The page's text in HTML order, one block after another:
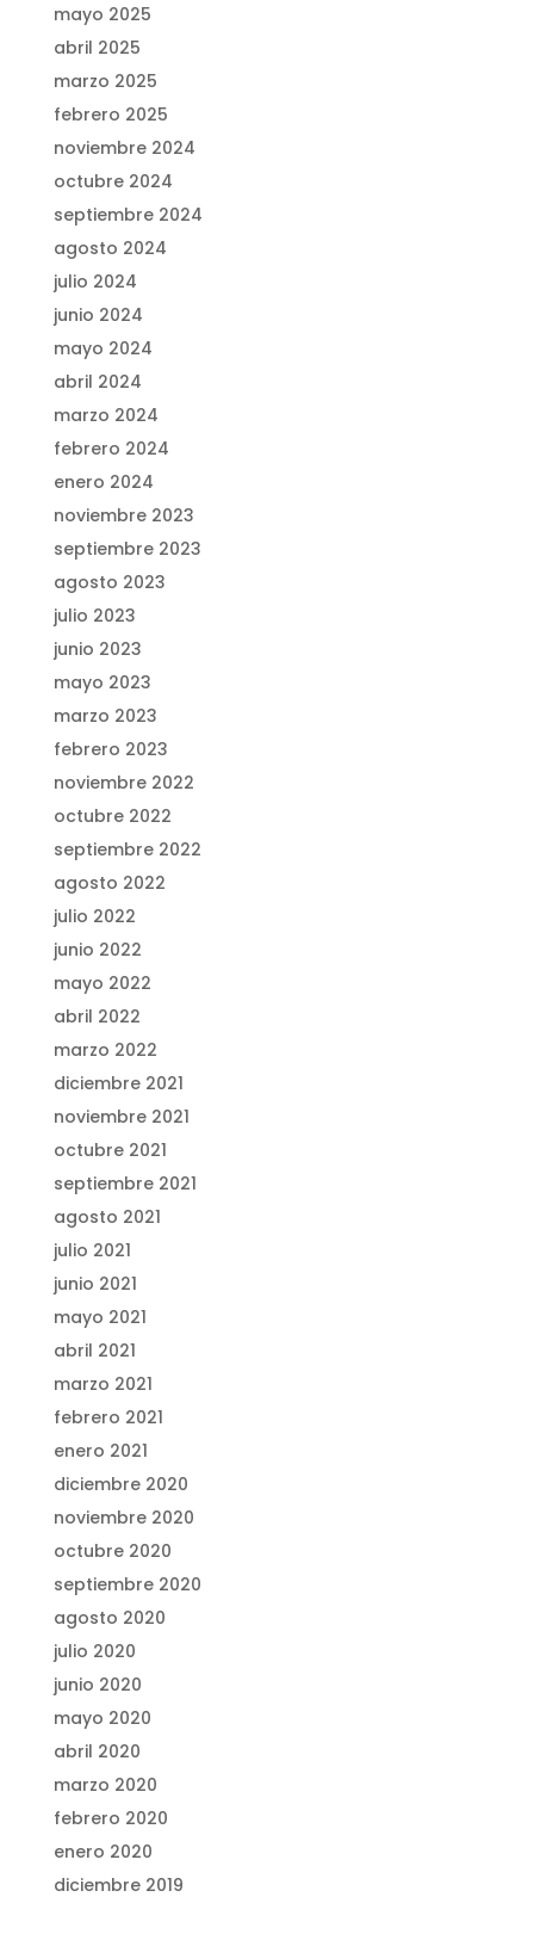
mayo 2025
abril 2025
marzo 2025
febrero 2025
noviembre 2024
octubre 2024
septiembre 2024
agosto 2024
julio 2024
junio 2024
mayo 2024
abril 2024
marzo 2024
febrero 2024
enero 2024
noviembre 2023
septiembre 2023
agosto 2023
julio 2023
junio 2023
mayo 2023
marzo 2023
febrero 2023
noviembre 2022
octubre 2022
septiembre 2022
agosto 2022
julio 2022
junio 2022
mayo 2022
abril 2022
marzo 2022
diciembre 2021
noviembre 2021
octubre 2021
septiembre 2021
agosto 2021
julio 2021
junio 2021
mayo 2021
abril 2021
marzo 2021
febrero 2021
enero 2021
diciembre 2020
noviembre 2020
octubre 2020
septiembre 2020
agosto 2020
julio 2020
junio 2020
mayo 2020
abril 2020
marzo 2020
febrero 2020
enero 2020
diciembre 2019